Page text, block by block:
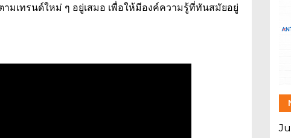
มเทรนด์ใหม่ ๆ อยู่เสมอ เพื่อให้มีองค์ความรู้ที่ทันสมัยอยู่